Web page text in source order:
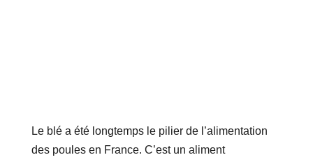
Le blé a été longtemps le pilier de l’alimentation
des poules en France. C’est un aliment